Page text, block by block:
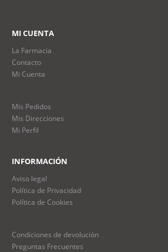
MI CUENTA
La Farmacia
Contacto
Mi Cuenta
Mis Pedidos
Mis Direcciones
Mi Perfil
INFORMACIÓN
Aviso legal
Política de Privacidad
Política de Cookies
Condiciones de devolución
Preguntas Frecuentes